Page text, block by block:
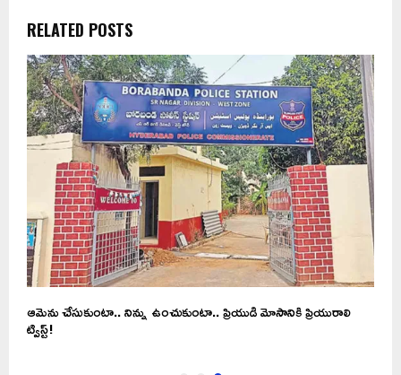
RELATED POSTS
ఆమెను చేసుకుంటా.. నిన్ను ఉంచుకుంటా.. ప్రియుడి మోసానికి ప్రియురాలి
ట్విస్ట్!